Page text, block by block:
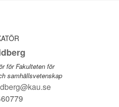
för Fakulteten för
samhällsvetenskap